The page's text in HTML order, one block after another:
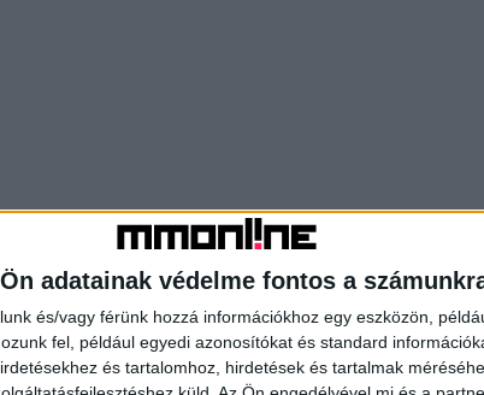
adatainak védelme fontos a
és/vagy férünk hozzá információkhoz egy eszközön,
fel, például egyedi azonosítókat és standard
és tartalomhoz, hirdetések és tartalmak